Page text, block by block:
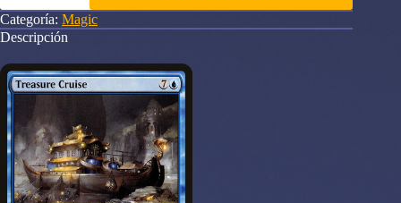
Ultimate
Masters
cantidad
Categoría: Magic
Descripción